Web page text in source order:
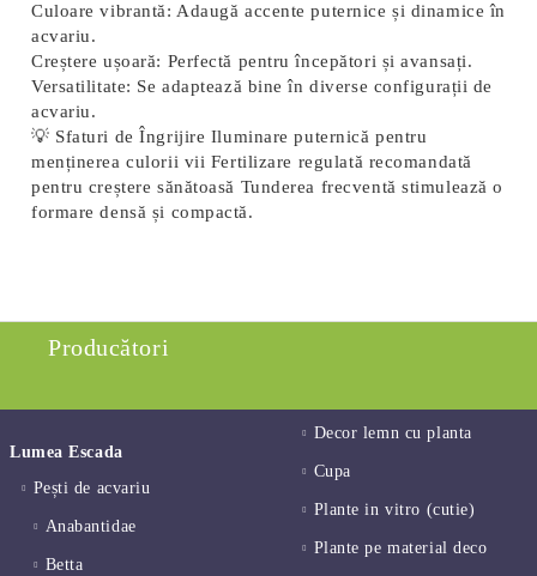
Culoare vibrantă: Adaugă accente puternice și dinamice în
acvariu.
Creștere ușoară: Perfectă pentru începători și avansați.
Versatilitate: Se adaptează bine în diverse configurații de
acvariu.
💡 Sfaturi de Îngrijire Iluminare puternică pentru
menținerea culorii vii Fertilizare regulată recomandată
pentru creștere sănătoasă Tunderea frecventă stimulează o
formare densă și compactă.
Producători
Lumea Escada
Pești de acvariu
Anabantidae
Betta
Decor lemn cu planta
Cupa
Plante in vitro (cutie)
Plante pe material deco